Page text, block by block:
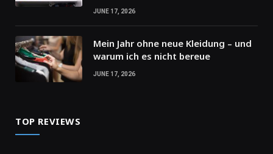
JUNE 17, 2026
Mein Jahr ohne neue Kleidung – und
warum ich es nicht bereue
JUNE 17, 2026
TOP REVIEWS